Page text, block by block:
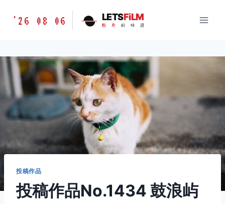
胶
味
道
LETSFILM
'26 08 06 LETSFiLM
胶 片 的 味 道
投稿作品
投稿作品No.1434 鼓浪屿